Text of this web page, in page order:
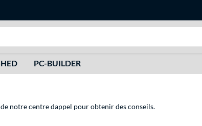
PC-BUILDER
notre centre dappel pour obtenir des conseils.